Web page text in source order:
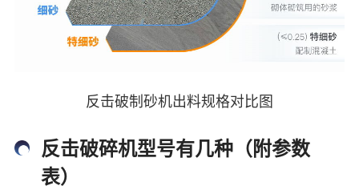
反击破制砂机出料规格对比图
反击破碎机型号有几种（附参数
表）